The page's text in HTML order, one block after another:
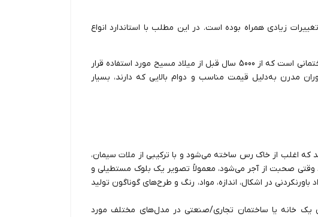
تغییرات زیادی همراه بوده است. در این مطلب با استاندارد انواع
یکی از پرکاربردترین و ضروری‌ترین مصالح ساختمانی است که از 5000 سال قبل از میلاد مسیح مورد استفاده قرار
مدرن به‌دلیل قیمت مناسب و دوام بالایی که دارند، بسیار
که اغلب از خاک رس ساخته می‌شود و با ترکیبی از ملات سیمان،
صحبت از آجر می‌شود، معمولاً تصویر یک بلوک مستطیلی و
در اشکال، اندازه، مواد، رنگ و طرح‌های گوناگون تولید
یک خانه یا ساختمان تجاری/صنعتی در مدل‌های مختلف مورد